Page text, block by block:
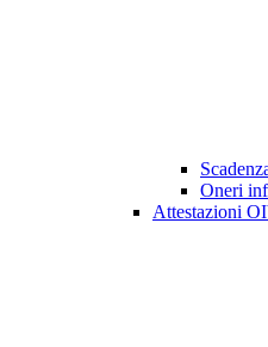
Oneri
Attestazioni